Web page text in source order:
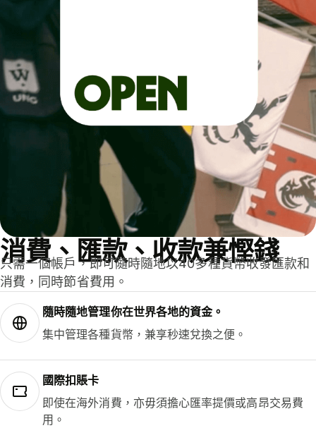
消費、匯款、收款兼慳錢
只需一個帳戶，即可隨時隨地以40多種貨幣收發匯款和
消費，同時節省費用。
隨時隨地管理你在世界各地的資金。
集中管理各種貨幣，兼享秒速兌換之便。
國際扣賬卡
即使在海外消費，亦毋須擔心匯率提價或高昂交易費
用。